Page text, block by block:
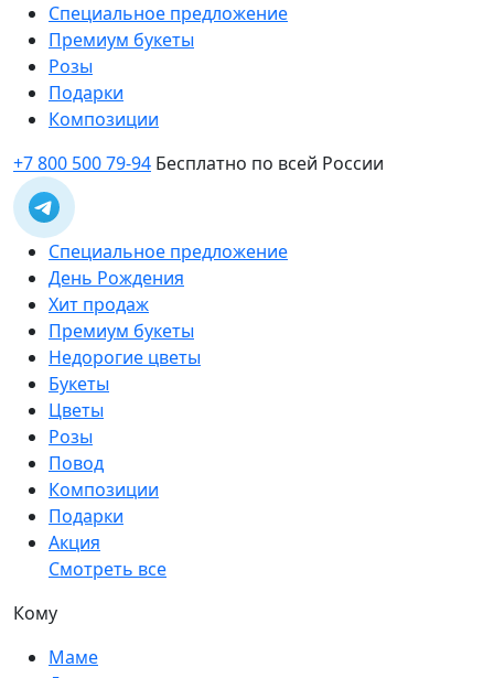
Специальное предложение
Премиум букеты
Розы
Подарки
Композиции
+7 800 500 79-94 Бесплатно по всей России
Специальное предложение
День Рождения
Хит продаж
Премиум букеты
Недорогие цветы
Букеты
Цветы
Розы
Повод
Композиции
Подарки
Акция
Смотреть все
Кому
Маме